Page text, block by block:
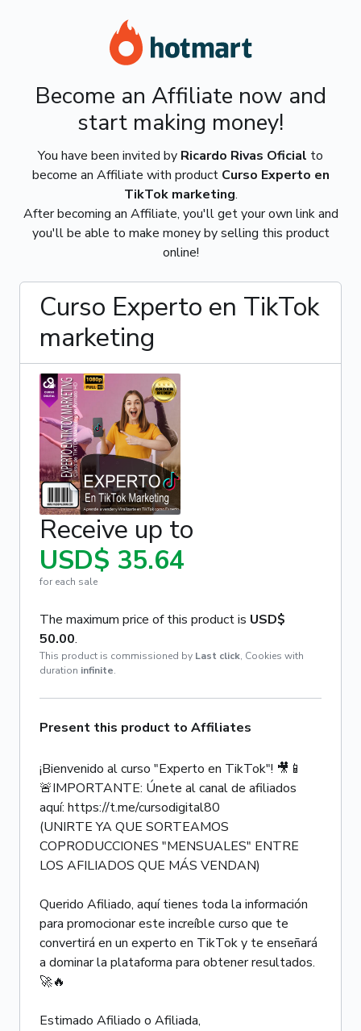
Become an Affiliate now and
start making money!
You have been invited by Ricardo Rivas Oficial to
become an Affiliate with product Curso Experto en
TikTok marketing.
After becoming an Affiliate, you'll get your own link and
you'll be able to make money by selling this product
online!
Curso Experto en TikTok
marketing
Receive up to
USD$ 35.64
for each sale
The maximum price of this product is USD$
50.00.
This product is commissioned by Last click, Cookies with
duration infinite.
Present this product to Affiliates
¡Bienvenido al curso "Experto en TikTok"! 🎥📱
🚨IMPORTANTE: Únete al canal de afiliados
aquí: https://t.me/cursodigital80
(UNIRTE YA QUE SORTEAMOS
COPRODUCCIONES "MENSUALES" ENTRE
LOS AFILIADOS QUE MÁS VENDAN)
Querido Afiliado, aquí tienes toda la información
para promocionar este increíble curso que te
convertirá en un experto en TikTok y te enseñará
a dominar la plataforma para obtener resultados.
🚀🔥
Estimado Afiliado o Afiliada,